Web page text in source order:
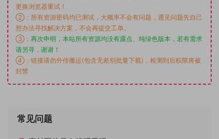
更换浏览器重试！
②：所有资源密码均已测试，大概率不会有问题，遇见问题先自己
想办法寻找解决方案，不会再提交工单。
③： 再次申明，本站所有资源均没有露点、纯绿色版本，若有需求
请另寻，谢谢！
④：链接请勿外传搬运(包含无差别批量下载)，检测到后权限将被
封禁
常见问题